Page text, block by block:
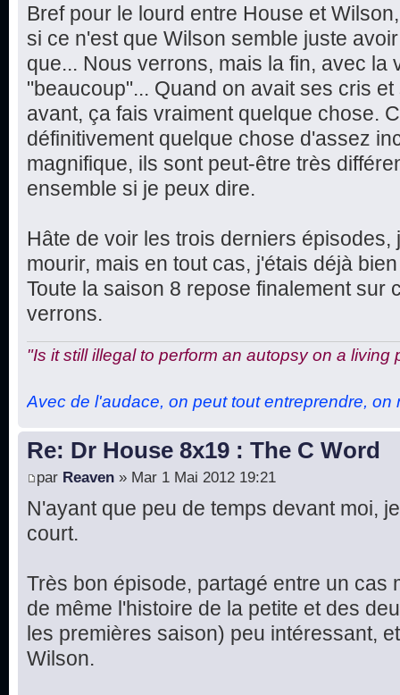
Bref pour le lourd entre House et
si ce n'est que Wilson semble juste
que... Nous verrons, mais la fin, avec la
"beaucoup"... Quand on avait ses cris
avant, ça fais vraiment quelque chose.
définitivement quelque chose d'assez
magnifique, ils sont peut-être très
ensemble si je peux dire.
Hâte de voir les trois derniers
mourir, mais en tout cas, j'étais déjà
Toute la saison 8 repose finalement sur
verrons.
"Is it still illegal to perform an autopsy on a living
Avec de l'audace, on peut tout entreprendre, on
Re: Dr House 8x19 : The C Word
par Reaven » Mar 1 Mai 2012 19:21
N'ayant que peu de temps devant moi,
court.
Très bon épisode, partagé entre un cas
de même l'histoire de la petite et des
les premières saison) peu intéressant,
Wilson.